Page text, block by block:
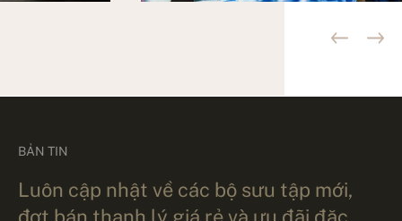
BẢN TIN
Luôn cập nhật về các bộ sưu tập mới,
đợt bán thanh lý giá rẻ và ưu đãi đặc